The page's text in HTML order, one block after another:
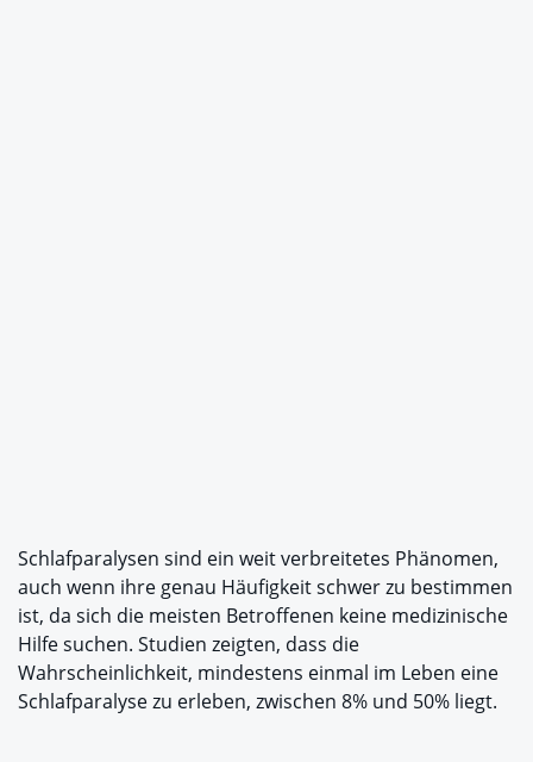
Schlafparalysen sind ein weit verbreitetes Phänomen,
auch wenn ihre genau Häufigkeit schwer zu bestimmen
ist, da sich die meisten Betroffenen keine medizinische
Hilfe suchen. Studien zeigten, dass die
Wahrscheinlichkeit, mindestens einmal im Leben eine
Schlafparalyse zu erleben, zwischen 8% und 50% liegt.